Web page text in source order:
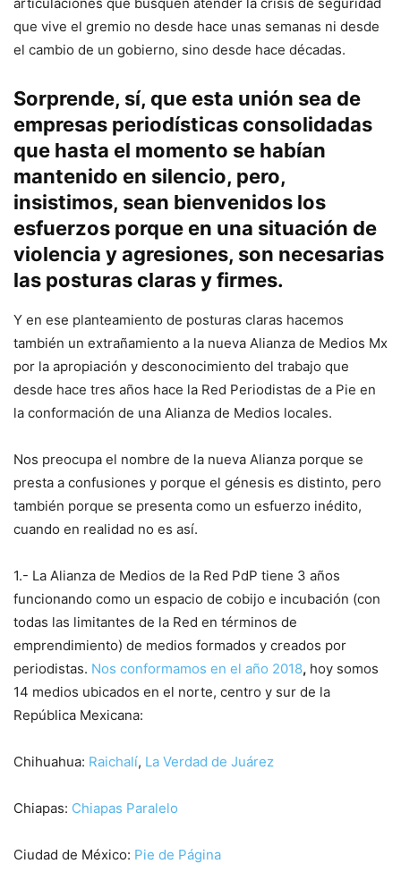
que vive el gremio no desde hace unas semanas ni desde
el cambio de un gobierno, sino desde hace décadas.
Sorprende, sí, que esta unión sea de
empresas periodísticas consolidadas
que hasta el momento se habían
mantenido en silencio, pero,
insistimos, sean bienvenidos los
esfuerzos porque en una situación de
violencia y agresiones, son necesarias
las posturas claras y firmes.
Y en ese planteamiento de posturas claras hacemos
también un extrañamiento a la nueva Alianza de Medios Mx
por la apropiación y desconocimiento del trabajo que
desde hace tres años hace la Red Periodistas de a Pie en
la conformación de una Alianza de Medios locales.
Nos preocupa el nombre de la nueva Alianza porque se
presta a confusiones y porque el génesis es distinto, pero
también porque se presenta como un esfuerzo inédito,
cuando en realidad no es así.
1.- La Alianza de Medios de la Red PdP tiene 3 años
funcionando como un espacio de cobijo e incubación (con
todas las limitantes de la Red en términos de
emprendimiento) de medios formados y creados por
periodistas. Nos conformamos en el año 2018, hoy somos
14 medios ubicados en el norte, centro y sur de la
República Mexicana:
Chihuahua: Raichalí, La Verdad de Juárez
Chiapas: Chiapas Paralelo
Ciudad de México: Pie de Página